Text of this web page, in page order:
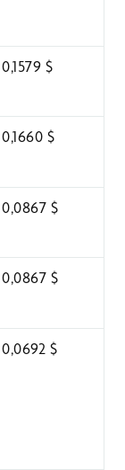
0,1579 $
0,1660 $
0,0867 $
0,0867 $
0,0692 $